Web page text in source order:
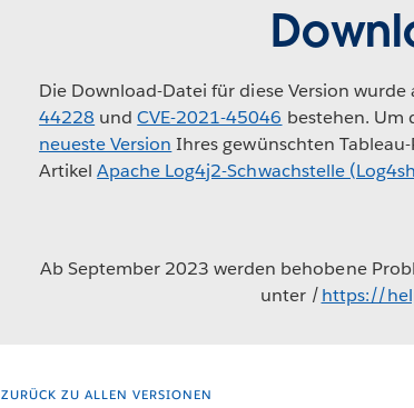
Die Download-Datei für diese Version
44228 undCVE-2021-45046 bestehen. Um
neueste Version Ihres gewünschten
ArtikelApache Log4j2-Schwachstelle
Ab September 2023 werden behobene
unter /https://
ZURÜCK ZU ALLEN VERSIONEN